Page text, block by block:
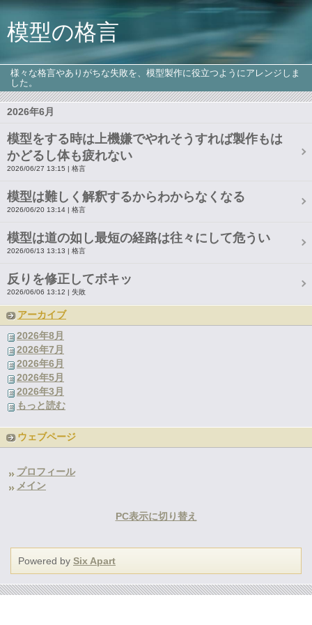
模型の格言
様々な格言やありがちな失敗を、模型製作に役立つようにアレンジしま
した。
2026年6月
模型をする時は上機嫌でやれそうすれば製作もは
かどるし体も疲れない
2026/06/27 13:15 格言
模型は難しく解釈するからわからなくなる
2026/06/20 13:14 格言
模型は道の如し最短の経路は往々にして危うい
2026/06/13 13:13 格言
反りを修正してボキッ
2026/06/06 13:12 失敗
アーカイブ
2026年8月
2026年7月
2026年6月
2026年5月
2026年3月
もっと読む
ウェブページ
プロフィール
メイン
PC表示に切り替え
Powered by Six Apart